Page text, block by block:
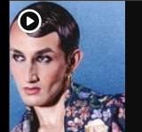
player2